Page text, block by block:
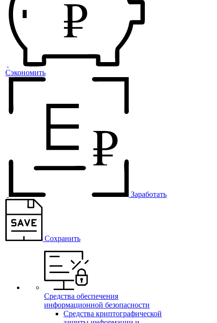
Сэкономить
Заработать
Сохранить
Средства обеспечения
информационной безопасности
Средства криптографической